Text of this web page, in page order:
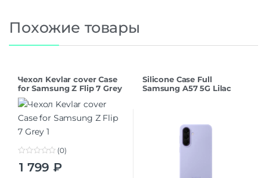
Похожие товары
Чехол Kevlar cover Case
for Samsung Z Flip 7 Grey
(0)
1 799 ₽
Silicone Case Full
Samsung A57 5G Lilac